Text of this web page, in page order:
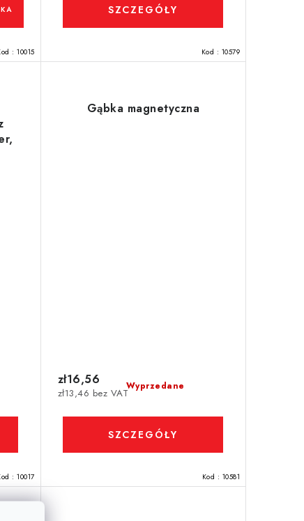
: 10015
SZCZEGÓŁY
Kod : 10579
: 10017
Gąbka magnetyczna
Wyprzedane
zł13,46 bez VAT
zł16,56
SZCZEGÓŁY
Kod : 10581